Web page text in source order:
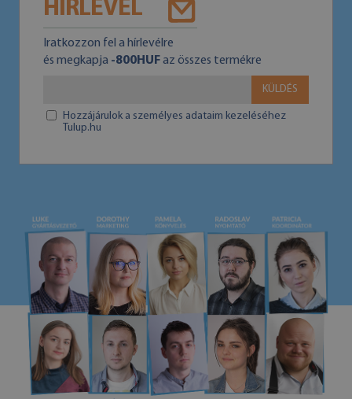
HÍRLEVÉL
Iratkozzon fel a hírlevélre
és megkapja -800HUFaz összes termékre
KÜLDÉS
Hozzájárulok a személyes adataim kezeléséhez
Tulup.hu